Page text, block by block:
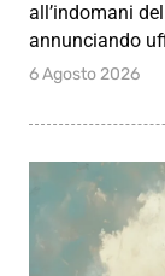
all’indomani
annunciando
6 Agosto 2026